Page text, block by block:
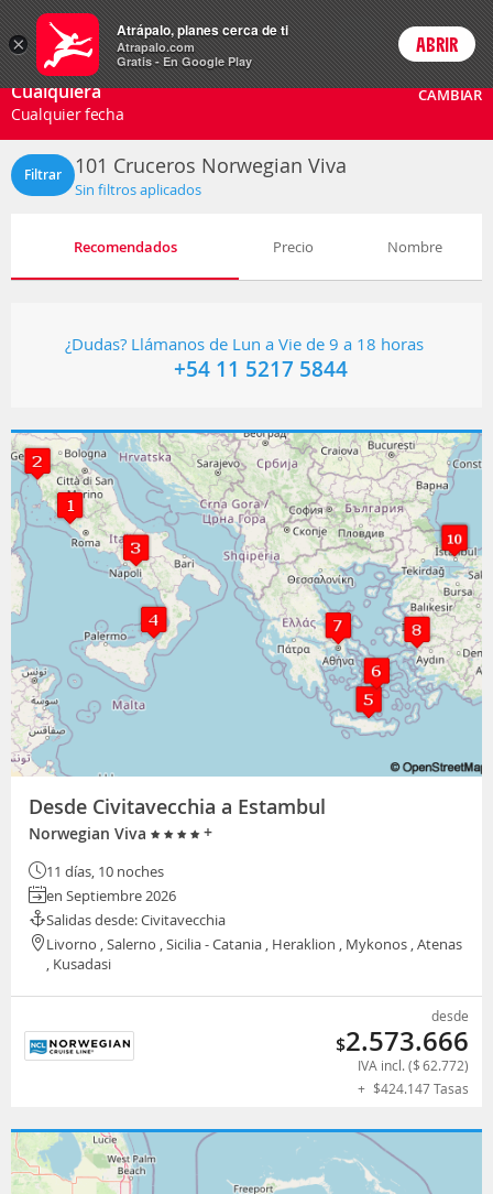
Cruceros Precios enPeso
ARSCambiar moneda
Login
Cualquiera
Cualquier fecha
CAMBIAR
Filtrar 101 Cruceros Norwegian Viva
Sin filtros aplicados
Recomendados Precio Nombre
¿Dudas? Llámanos de Lun a Vie de 9 a 18 horas
+54 11 5217 5844
Desde Civitavecchia a Estambul
Norwegian Viva +
11 días, 10 noches
en Septiembre 2026
Salidas desde: Civitavecchia
Livorno , Salerno , Sicilia - Catania , Heraklion , Mykonos , Atenas
, Kusadasi
desde
$2.573.666
IVA incl. ($62.772)
+ $424.147Tasas
×
Atrápalo, planes cerca de ti
Atrapalo.com
Gratis - En Google Play
ABRIR